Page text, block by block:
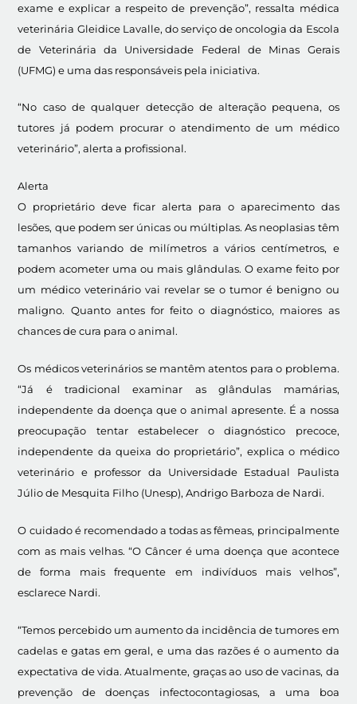
exame e explicar a respeito de prevenção”, ressalta médica
veterinária Gleidice Lavalle, do serviço de oncologia da Escola
de Veterinária da Universidade Federal de Minas Gerais
(UFMG) e uma das responsáveis pela iniciativa.
“No caso de qualquer detecção de alteração pequena, os
tutores já podem procurar o atendimento de um médico
veterinário”, alerta a profissional.
Alerta
O proprietário deve ficar alerta para o aparecimento das
lesões, que podem ser únicas ou múltiplas. As neoplasias têm
tamanhos variando de milímetros a vários centímetros, e
podem acometer uma ou mais glândulas. O exame feito por
um médico veterinário vai revelar se o tumor é benigno ou
maligno. Quanto antes for feito o diagnóstico, maiores as
chances de cura para o animal.
Os médicos veterinários se mantêm atentos para o problema.
“Já é tradicional examinar as glândulas mamárias,
independente da doença que o animal apresente. É a nossa
preocupação tentar estabelecer o diagnóstico precoce,
independente da queixa do proprietário”, explica o médico
veterinário e professor da Universidade Estadual Paulista
Júlio de Mesquita Filho (Unesp), Andrigo Barboza de Nardi.
O cuidado é recomendado a todas as fêmeas, principalmente
com as mais velhas. “O Câncer é uma doença que acontece
de forma mais frequente em indivíduos mais velhos”,
esclarece Nardi.
“Temos percebido um aumento da incidência de tumores em
cadelas e gatas em geral, e uma das razões é o aumento da
expectativa de vida. Atualmente, graças ao uso de vacinas, da
prevenção de doenças infectocontagiosas, a uma boa